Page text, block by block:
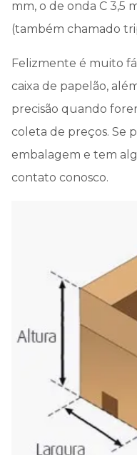
mm, o de onda C 3,5
(também chamado
Felizmente é muito
caixa de papelão,
precisão quando
coleta de preços. Se
embalagem e tem
contato conosco.